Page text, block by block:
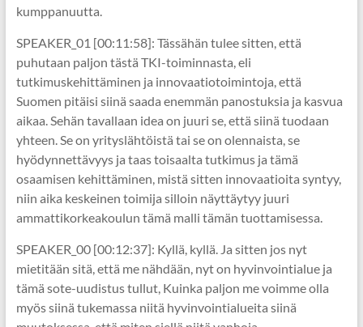
kumppanuutta.
SPEAKER_01 [00:11:58]: Tässähän tulee sitten, että
puhutaan paljon tästä TKI-toiminnasta, eli
tutkimuskehittäminen ja innovaatiotoimintoja, että
Suomen pitäisi siinä saada enemmän panostuksia ja kasvua
aikaa. Sehän tavallaan idea on juuri se, että siinä tuodaan
yhteen. Se on yrityslähtöistä tai se on olennaista, se
hyödynnettävyys ja taas toisaalta tutkimus ja tämä
osaamisen kehittäminen, mistä sitten innovaatioita syntyy,
niin aika keskeinen toimija silloin näyttäytyy juuri
ammattikorkeakoulun tämä malli tämän tuottamisessa.
SPEAKER_00 [00:12:37]: Kyllä, kyllä. Ja sitten jos nyt
mietitään sitä, että me nähdään, nyt on hyvinvointialue ja
tämä sote-uudistus tullut, Kuinka paljon me voimme olla
myös siinä tukemassa niitä hyvinvointialueita siinä